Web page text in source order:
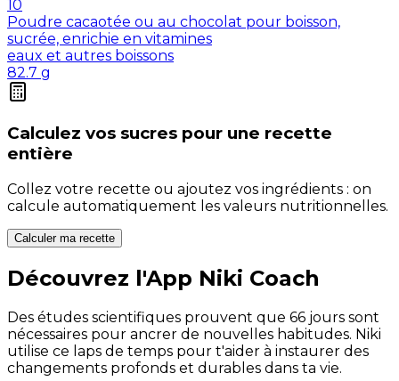
10
Poudre cacaotée ou au chocolat pour boisson,
sucrée, enrichie en vitamines
eaux et autres boissons
82.7 g
Calculez vos sucres pour une recette
entière
Collez votre recette ou ajoutez vos ingrédients : on
calcule automatiquement les valeurs nutritionnelles.
Calculer ma recette
Découvrez l'App Niki Coach
Des études scientifiques prouvent que 66 jours sont
nécessaires pour ancrer de nouvelles habitudes. Niki
utilise ce laps de temps pour t'aider à instaurer des
changements profonds et durables dans ta vie.